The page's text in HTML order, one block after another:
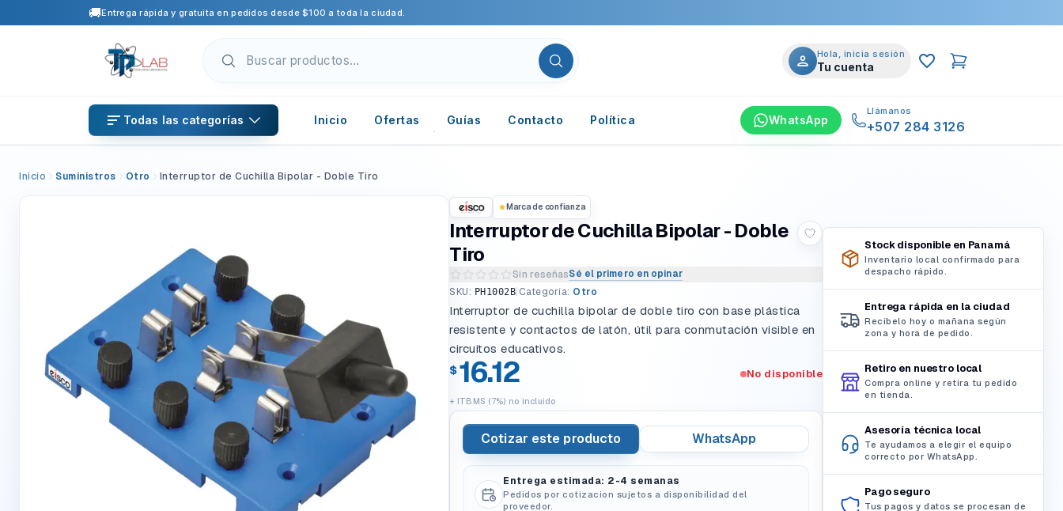
🚚Entrega rápida y gratuita en pedidos desde $100 a toda la ciudad.
Hola, inicia sesión
Tu cuenta
Todas las categorías Inicio Ofertas Guías Contacto Política WhatsApp
Llámanos
+507 284 3126
Inicio Suministros Otro Interruptor de Cuchilla Bipolar - Doble Tiro
Marca de confianza
Interruptor de Cuchilla Bipolar - Doble
Tiro
Sin reseñasSé el primero en opinar
Escribir una reseña del producto
SKU: PH1002B Categoría: Otro
Interruptor de cuchilla bipolar de doble tiro con base plástica
resistente y contactos de latón, útil para conmutación visible en
circuitos educativos.
$16.12
+ ITBMS (7%) no incluido
No disponible
Cotizar este producto WhatsApp
Entrega estimada: 2-4 semanas
Pedidos por cotizacion sujetos a disponibilidad del
proveedor.
Stock disponible en Panamá
Inventario local confirmado para
despacho rápido.
Entrega rápida en la ciudad
Recíbelo hoy o mañana según
zona y hora de pedido.
Retiro en nuestro local
Compra online y retira tu pedido
en tienda.
Asesoría técnica local
Te ayudamos a elegir el equipo
correcto por WhatsApp.
Pago seguro
Tus pagos y datos se procesan de